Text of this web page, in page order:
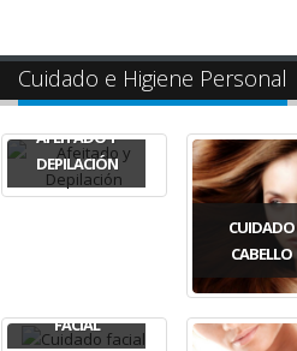
Cuidado e Higiene Personal
AFEITADO Y
DEPILACIÓN
CUIDADO
CABELLO
FACIAL